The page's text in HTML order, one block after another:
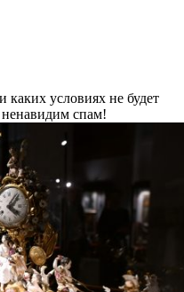
условиях не будет
спам!